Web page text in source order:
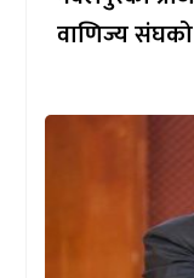
वाणिज्य संघको